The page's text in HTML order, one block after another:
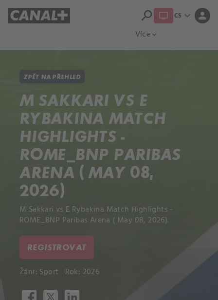
Více expand_more
search CS expand_more person
ZPĚT NA PŘEHLED
M SAKKARI VS E
RYBAKINA MATCH
HIGHLIGHTS -
ROME_BNP PARIBAS
ARENA ( MAY 08,
2026)
M Sakkari vs E Rybakina Match Highlights -
ROME_BNP Paribas Arena ( May 08, 2026).
REGISTROVAT
Žánr:Sport Rok: 2026